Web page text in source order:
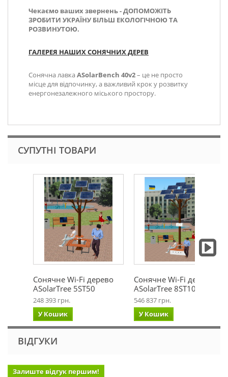
Чекаємо ваших звернень - ДОПОМОЖІТЬ
ЗРОБИТИ УКРАЇНУ БІЛЬШ ЕКОЛОГІЧНОЮ ТА
РОЗВИНУТОЮ.
ГАЛЕРЕЯ НАШИХ СОНЯЧНИХ ДЕРЕВ
Сонячна лавкаASolarBench 40v2– це не просто
місце для відпочинку, а важливий крок у розвитку
енергонезалежного міського простору.
СУПУТНІ ТОВАРИ
Сонячне Wi-Fi дерево
ASolarTree 5ST50
248 393 грн.
У Кошик
Сонячне Wi-Fi дерево
ASolarTree 8ST100
546 837 грн.
У Кошик
ВІДГУКИ
Залиште відгук першим!